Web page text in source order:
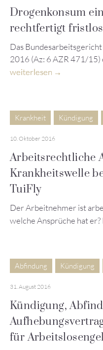
Drogenkonsum
rechtfertigt
Das
2016 (Az: 6 AZR 471/15)
weiterlesen
Krankheit Kündigung
10. Oktober 2016
Arbeitsrechtliche
Krankheitswelle
TuiFly
Der Arbeitnehmer ist
welche Ansprüche hat
Abfindung Kündigung
31. August 2016
Kündigung,
für